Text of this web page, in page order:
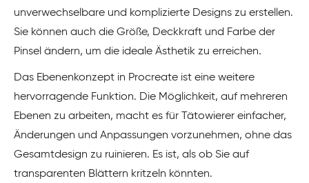
unverwechselbare und komplizierte Designs zu erstellen.
Sie können auch die Größe, Deckkraft und Farbe der
Pinsel ändern, um die ideale Ästhetik zu erreichen.
Das Ebenenkonzept in Procreate ist eine weitere
hervorragende Funktion. Die Möglichkeit, auf mehreren
Ebenen zu arbeiten, macht es für Tätowierer einfacher,
Änderungen und Anpassungen vorzunehmen, ohne das
Gesamtdesign zu ruinieren. Es ist, als ob Sie auf
transparenten Blättern kritzeln könnten.